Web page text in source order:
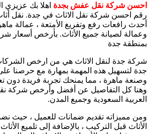
احسن شركة نقل عفش بجدة اهلا بك عزيزي
رقم احسن شركة نقل الاثاث في جدة. نقل
أحدث رافعات رفع وتفريغ الأمتعة ، عمالة
وعمالة لصيانة جميع الأثاث. بأرخص أسعار
بمنطقة جدة
شركة جدة لنقل الاثاث هي من ارخص
جدة لتسهيل هذه المهمة بمهارة مع حرصنا
وصنعة ماهرة ، مما يمنحك تجربة فريدة دون
وهنا كل التفاصيل عن أفضل وأرخص شركة
العربية السعودية وجميع المدن.
ومن مميزاته تقديم ضمانات للعميل ، حيث
الأثاث قبل التركيب ، بالإضافة إلى تلميع